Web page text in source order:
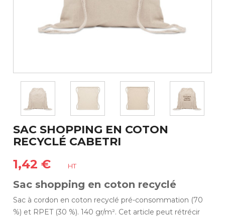
SAC SHOPPING EN COTON
RECYCLÉ CABETRI
1,42 € HT
Sac shopping en coton recyclé
Sac à cordon en coton recyclé pré-consommation (70
%) et RPET (30 %). 140 gr/m². Cet article peut rétrécir